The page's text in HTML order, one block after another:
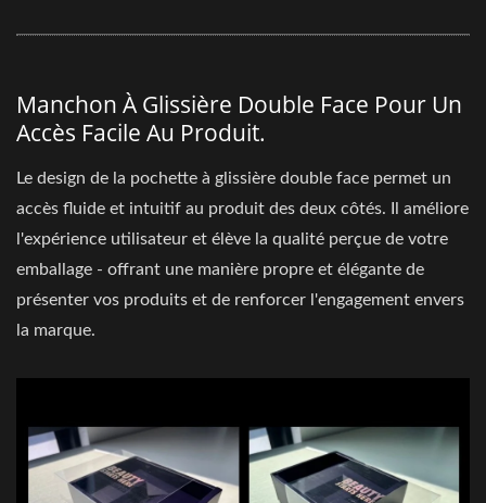
Manchon À Glissière Double Face Pour Un
Accès Facile Au Produit.
Le design de la pochette à glissière double face permet un
accès fluide et intuitif au produit des deux côtés. Il améliore
l'expérience utilisateur et élève la qualité perçue de votre
emballage - offrant une manière propre et élégante de
présenter vos produits et de renforcer l'engagement envers
la marque.